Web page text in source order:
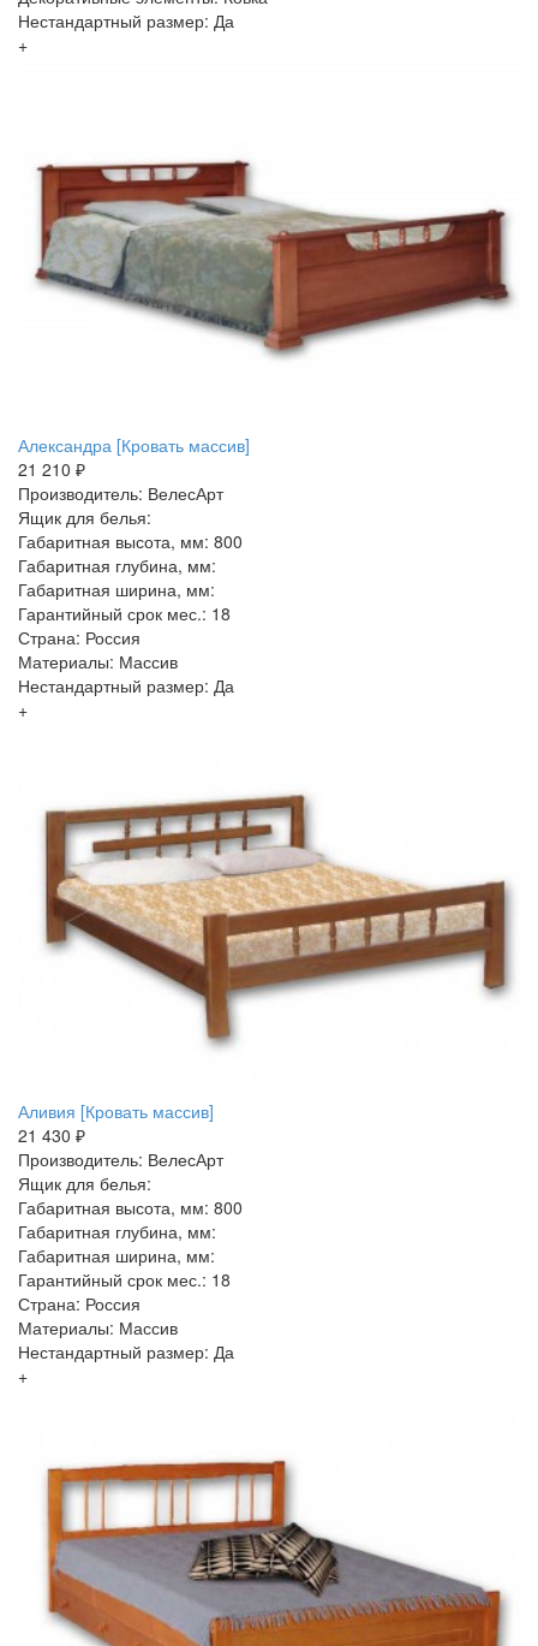
Нестандартный размер: Да
+
Александра [Кровать массив]
21 210 ₽
Производитель: ВелесАрт
Ящик для белья:
Габаритная высота, мм: 800
Габаритная глубина, мм:
Габаритная ширина, мм:
Гарантийный срок мес.: 18
Страна: Россия
Материалы: Массив
Нестандартный размер: Да
+
Аливия [Кровать массив]
21 430 ₽
Производитель: ВелесАрт
Ящик для белья:
Габаритная высота, мм: 800
Габаритная глубина, мм:
Габаритная ширина, мм:
Гарантийный срок мес.: 18
Страна: Россия
Материалы: Массив
Нестандартный размер: Да
+